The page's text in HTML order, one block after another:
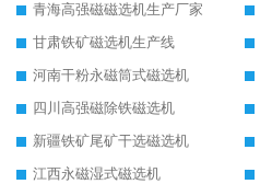
青海高强磁磁选机生产厂家
甘肃铁矿磁选机生产线
河南干粉永磁筒式磁选机
四川高强磁除铁磁选机
新疆铁矿尾矿干选磁选机
江西永磁湿式磁选机